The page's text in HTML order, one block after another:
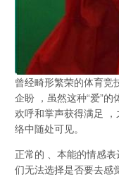
曾经畸形繁荣的体育竞
企盼
，虽然这种“爱”的
欢呼和掌声获得满足
络中随处可见。
正常的 、本能的情感
们无法选择是否要去感